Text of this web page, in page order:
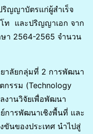
ญญาบัตรแก่ผู้สำเร็จ
ท และปริญญาเอก จาก
า 2564-2565 จำนวน
าลัยกลุ่มที่ 2 การพัฒนา
กรรม (Technology
งานวิจัยเพื่อพัฒนา
การพัฒนาเชิงพื้นที่ และ
ขันของประเทศ นำไปสู่